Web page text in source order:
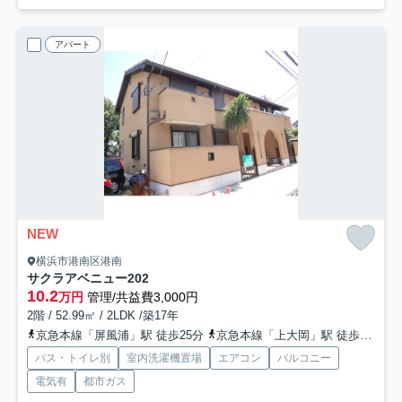
アパート
NEW
横浜市港南区港南
サクラアベニュー202
10.2万円 管理/共益費3,000円
2階 / 52.99㎡ / 2LDK /築17年
京急本線「屏風浦」駅 徒歩25分
京急本線「上大岡」駅 徒歩26分
バス・トイレ別 室内洗濯機置場 エアコン
バルコニー
電気有
都市ガス